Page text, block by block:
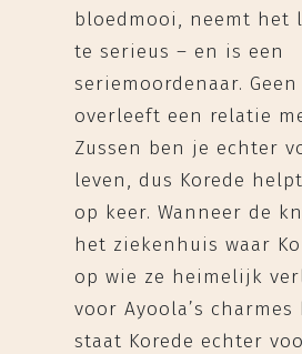
bloedmooi, neemt het
te serieus – en is een
seriemoordenaar. Geen
overleeft een relatie
Zussen ben je echter
leven, dus Korede
op keer. Wanneer de
het ziekenhuis waar
op wie ze heimelijk
voor Ayoola’s charmes
staat Korede echter